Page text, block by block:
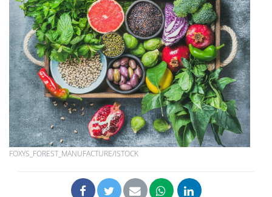
FOXYS_FOREST_MANUFACTURE/ISTOCK